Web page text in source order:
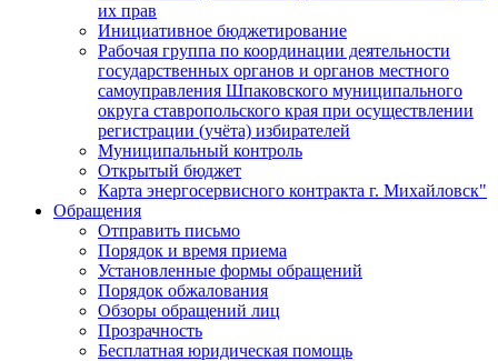
их прав
Инициативное бюджетирование
Рабочая группа по координации деятельности
государственных органов и органов местного
самоуправления Шпаковского муниципального
округа ставропольского края при осуществлении
регистрации (учёта) избирателей
Муниципальный контроль
Открытый бюджет
Карта энергосервисного контракта г. Михайловск"
Обращения
Отправить письмо
Порядок и время приема
Установленные формы обращений
Порядок обжалования
Обзоры обращений лиц
Прозрачность
Бесплатная юридическая помощь